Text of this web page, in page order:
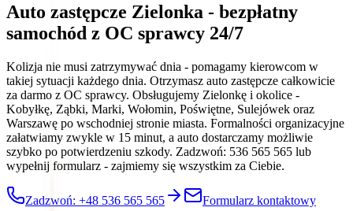
Auto zastępcze Zielonka - bezpłatny
samochód z OC sprawcy 24/7
Kolizja nie musi zatrzymywać dnia - pomagamy kierowcom w
takiej sytuacji każdego dnia. Otrzymasz auto zastępcze całkowicie
za darmo z OC sprawcy. Obsługujemy Zielonkę i okolice -
Kobyłkę, Ząbki, Marki, Wołomin, Poświętne, Sulejówek oraz
Warszawę po wschodniej stronie miasta. Formalności organizacyjne
załatwiamy zwykle w 15 minut, a auto dostarczamy możliwie
szybko po potwierdzeniu szkody. Zadzwoń: 536 565 565 lub
wypełnij formularz - zajmiemy się wszystkim za Ciebie.
Zadzwoń: +48 536 565 565 Formularz kontaktowy